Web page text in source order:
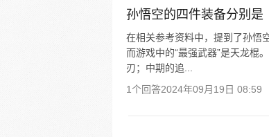
孙悟空的四件装备分别是
在相关参考资料中，提到了孙悟
而游戏中的“最强武器”是天龙棍
刃；中期的追...
1个回答2024年09月19日 08:59